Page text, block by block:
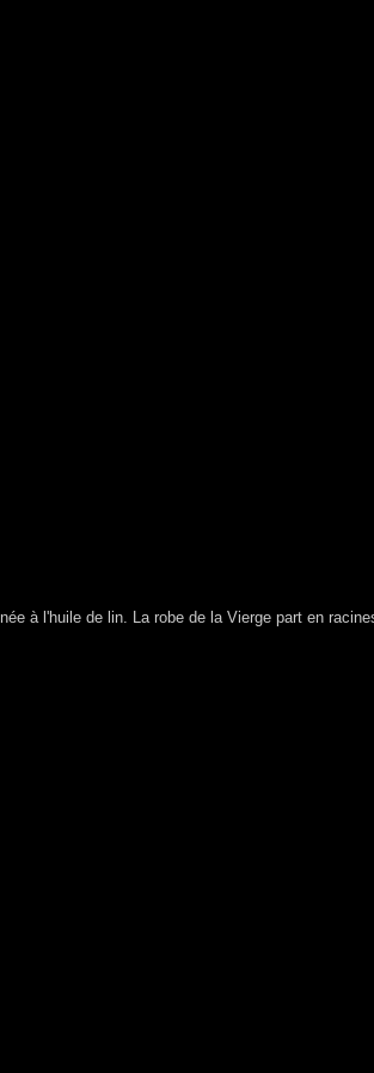
à l'huile de lin. La robe de la Vierge part en